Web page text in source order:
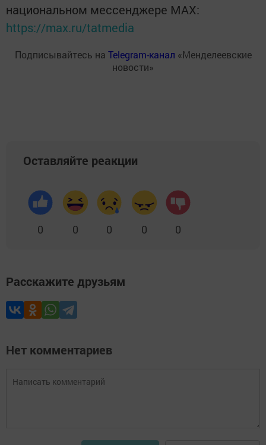
национальном мессенджере MАХ:
https://max.ru/tatmedia
Подписывайтесь на Telegram-канал «Менделеевские
новости»
Оставляйте реакции
0 0 0 0 0
Расскажите друзьям
Нет комментариев